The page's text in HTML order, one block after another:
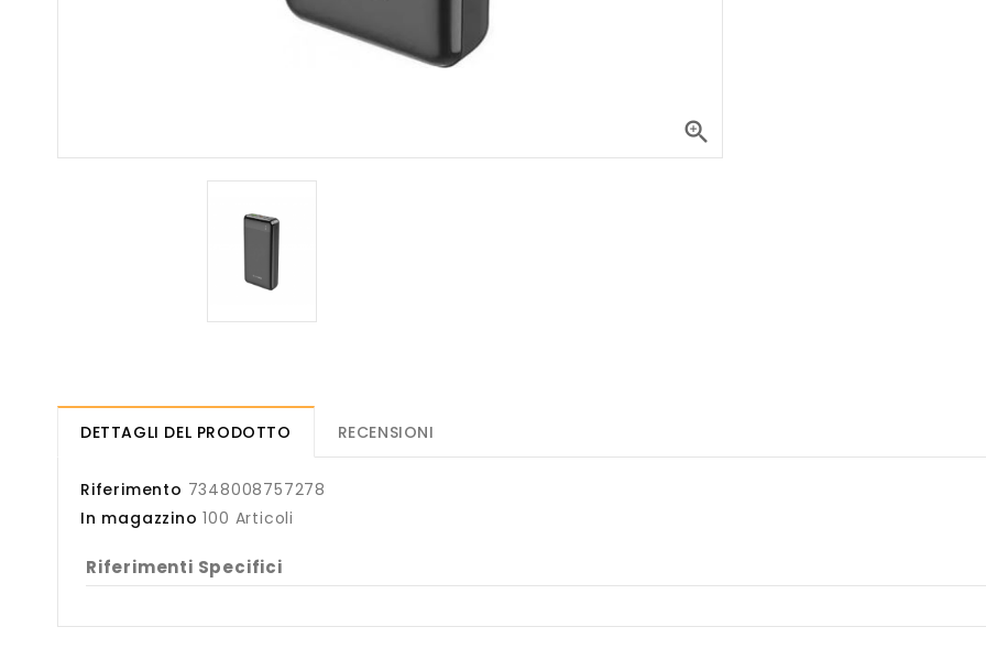

DETTAGLI DEL PRODOTTO RECENSIONI
Riferimento 7348008757278
In magazzino 100 Articoli
Riferimenti Specifici